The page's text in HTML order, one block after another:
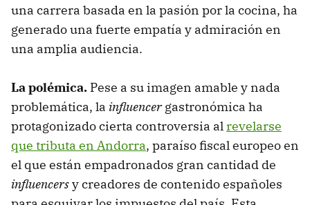
una carrera basada en la pasión por la cocina, ha
generado una fuerte empatía y admiración en
una amplia audiencia.
La polémica. Pese a su imagen amable y nada
problemática, la influencergastronómica ha
protagonizado cierta controversia alrevelarse
que tributa en Andorra, paraíso fiscal europeo en
el que están empadronados gran cantidad de
influencersy creadores de contenido españoles